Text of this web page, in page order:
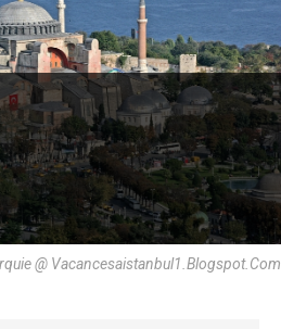
@ Vacancesaistanbul1.Blogspot.Com